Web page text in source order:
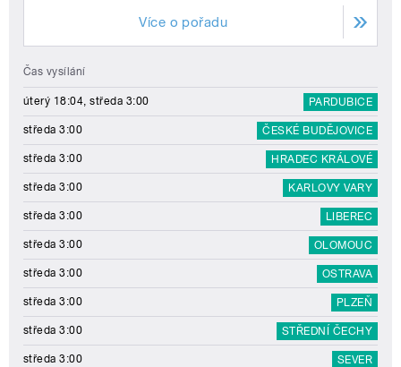
Více o pořadu
Čas vysílání
úterý 18:04, středa 3:00 PARDUBICE
středa 3:00 ČESKÉ BUDĚJOVICE
středa 3:00 HRADEC KRÁLOVÉ
středa 3:00 KARLOVY VARY
středa 3:00 LIBEREC
středa 3:00 OLOMOUC
středa 3:00 OSTRAVA
středa 3:00 PLZEŇ
středa 3:00 STŘEDNÍ ČECHY
středa 3:00 SEVER